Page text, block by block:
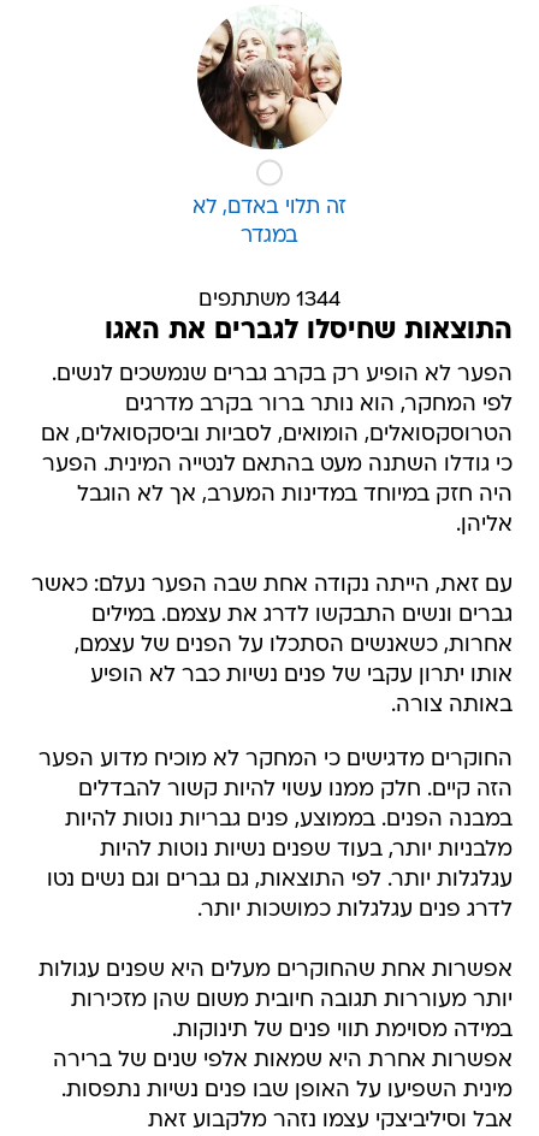
זה תלוי באדם, לא
במגדר
1344 משתתפים
התוצאות שחיסלו לגברים את האגו
הפער לא הופיע רק בקרב גברים שנמשכים לנשים.
לפי המחקר, הוא נותר ברור בקרב מדרגים
הטרוסקסואלים, הומואים, לסביות וביסקסואלים, אם
כי גודלו השתנה מעט בהתאם לנטייה המינית. הפער
היה חזק במיוחד במדינות המערב, אך לא הוגבל
אליהן.
עם זאת, הייתה נקודה אחת שבה הפער נעלם: כאשר
גברים ונשים התבקשו לדרג את עצמם. במילים
אחרות, כשאנשים הסתכלו על הפנים של עצמם,
אותו יתרון עקבי של פנים נשיות כבר לא הופיע
באותה צורה.
החוקרים מדגישים כי המחקר לא מוכיח מדוע הפער
הזה קיים. חלק ממנו עשוי להיות קשור להבדלים
במבנה הפנים. בממוצע, פנים גבריות נוטות להיות
מלבניות יותר, בעוד שפנים נשיות נוטות להיות
עגלגלות יותר. לפי התוצאות, גם גברים וגם נשים נטו
לדרג פנים עגלגלות כמושכות יותר.
אפשרות אחת שהחוקרים מעלים היא שפנים עגולות
יותר מעוררות תגובה חיובית משום שהן מזכירות
במידה מסוימת תווי פנים של תינוקות.
אפשרות אחרת היא שמאות אלפי שנים של ברירה
מינית השפיעו על האופן שבו פנים נשיות נתפסות.
אבל וסיליביצקי עצמו נזהר מלקבוע זאת